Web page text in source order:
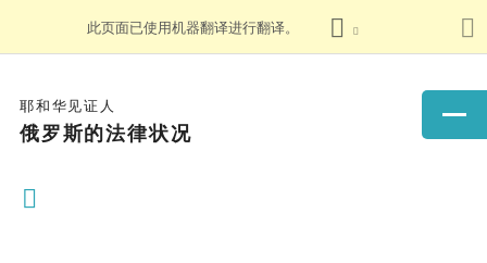
此页面已使用机器翻译进行翻译。
耶和华见证人
俄罗斯的法律状况